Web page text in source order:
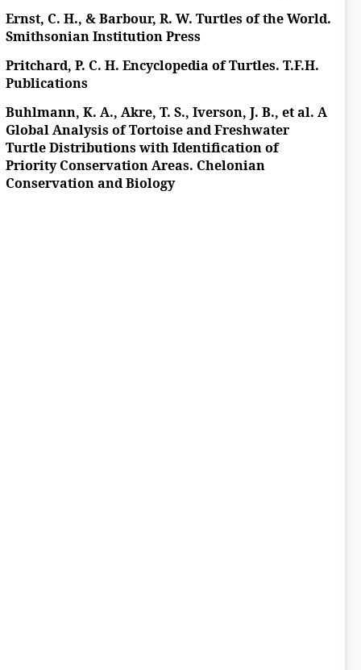
Ernst, C. H., & Barbour, R. W. Turtles of the World.
Smithsonian Institution Press
Pritchard, P. C. H. Encyclopedia of Turtles. T.F.H.
Publications
Buhlmann, K. A., Akre, T. S., Iverson, J. B., et al. A
Global Analysis of Tortoise and Freshwater
Turtle Distributions with Identification of
Priority Conservation Areas. Chelonian
Conservation and Biology